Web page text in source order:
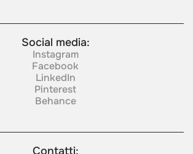
Social media:
Instagram
Facebook
LinkedIn
Pinterest
Behance
Contatti: